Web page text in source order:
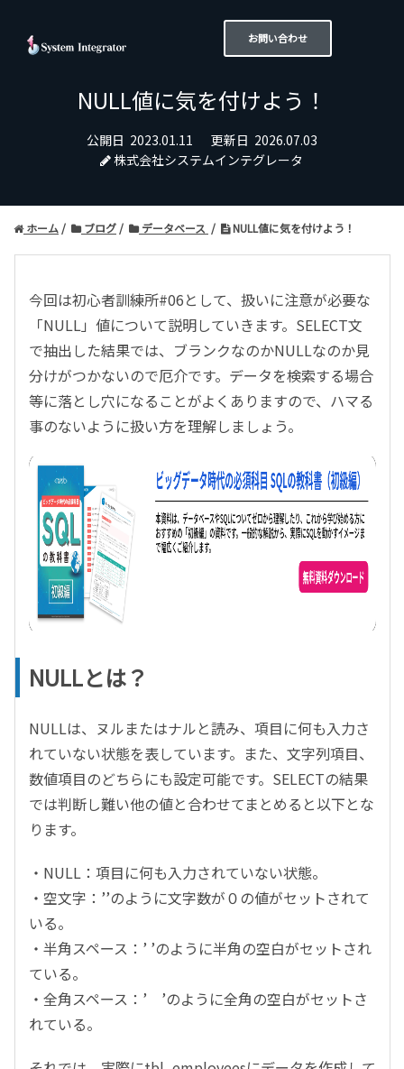
お問い合わせ
NULL値に気を付けよう！
公開日 2023.01.11 更新日 2026.07.03
株式会社システムインテグレータ
ホーム ブログ データベース NULL値に気を付けよう！
今回は初心者訓練所#06として、扱いに注意が必要な
「NULL」値について説明していきます。SELECT文
で抽出した結果では、ブランクなのかNULLなのか見
分けがつかないので厄介です。データを検索する場合
等に落とし穴になることがよくありますので、ハマる
事のないように扱い方を理解しましょう。
NULLとは？
NULLは、ヌルまたはナルと読み、項目に何も入力さ
れていない状態を表しています。また、文字列項目、
数値項目のどちらにも設定可能です。SELECTの結果
では判断し難い他の値と合わせてまとめると以下とな
ります。
・NULL：項目に何も入力されていない状態。
・空文字：’’のように文字数が０の値がセットされて
いる。
・半角スペース：’ ’のように半角の空白がセットされ
ている。
・全角スペース：’ ’のように全角の空白がセットさ
れている。